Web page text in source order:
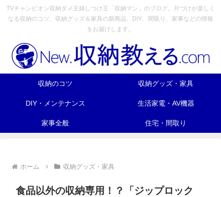
TVチャンピオン収納ダメ主婦しつけ王「収納マン」のブログ。片づけが楽しく
なる収納のコツ、収納グッズ＆家具の新商品、DIY、間取り、家事などの情報
をお届けします。
収納のコツ 収納グッズ・家具
DIY・メンテナンス 生活家電・AV機器
家事全般 住宅・間取り
ホーム 収納グッズ・家具
食品以外の収納専用！？「ジップロック